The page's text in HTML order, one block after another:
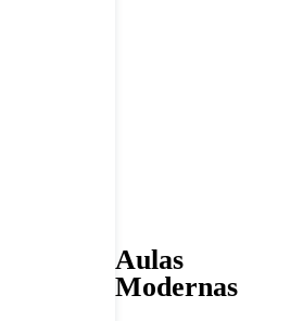
Aulas
Modernas